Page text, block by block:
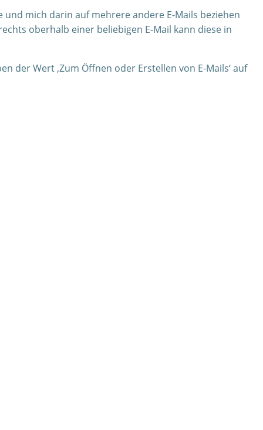
mich darin auf mehrere andere E-Mails beziehen
oberhalb einer beliebigen E-Mail kann diese in
der Wert ‚Zum Öffnen oder Erstellen von E-Mails‘ auf